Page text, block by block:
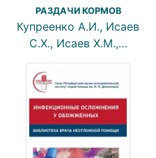
РАЗДАЧИ КОРМОВ
Купреенко А.И., Исаев
С.Х., Исаев Х.М.,…